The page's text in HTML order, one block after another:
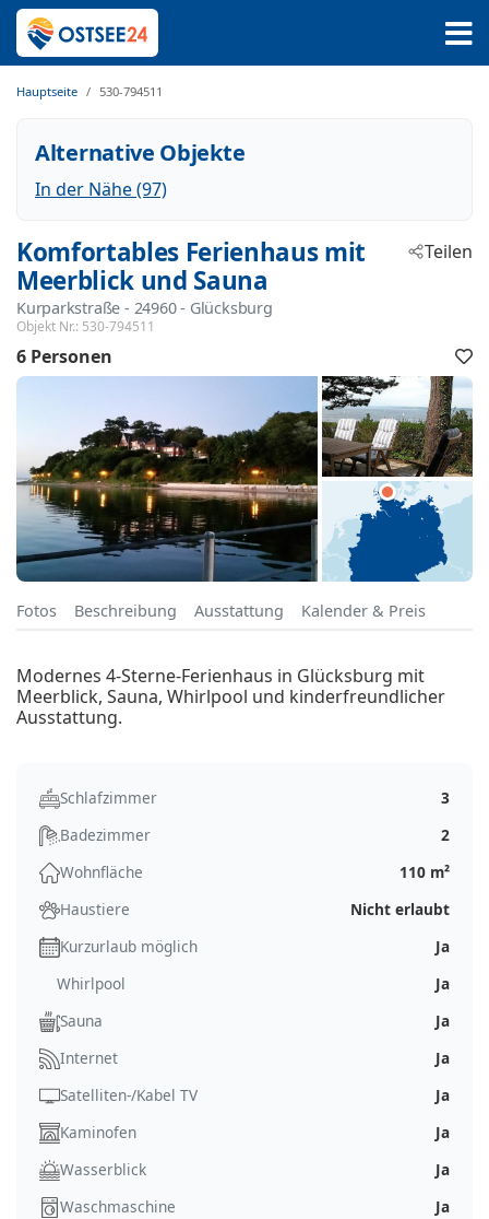
Hauptseite 530-794511
Alternative Objekte
In der Nähe (97)
Komfortables Ferienhaus mit
Meerblick und Sauna
Kurparkstraße - 24960 - Glücksburg
Objekt Nr.: 530-794511
Teilen
6 Personen
Fotos Beschreibung Ausstattung Kalender & Preis
Modernes 4-Sterne-Ferienhaus in Glücksburg mit
Meerblick, Sauna, Whirlpool und kinderfreundlicher
Ausstattung.
Schlafzimmer
3
Badezimmer
2
Wohnfläche
110 m²
Haustiere
Nicht erlaubt
Kurzurlaub möglich
Ja
Whirlpool
Ja
Sauna
Ja
Internet
Ja
Satelliten-/Kabel TV
Ja
Kaminofen
Ja
Wasserblick
Ja
Waschmaschine
Ja